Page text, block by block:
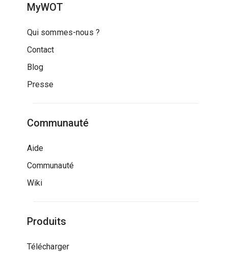
MyWOT
Qui sommes-nous ?
Contact
Blog
Presse
Communauté
Aide
Communauté
Wiki
Produits
Télécharger